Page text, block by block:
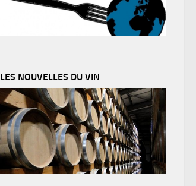
LES NOUVELLES DU VIN